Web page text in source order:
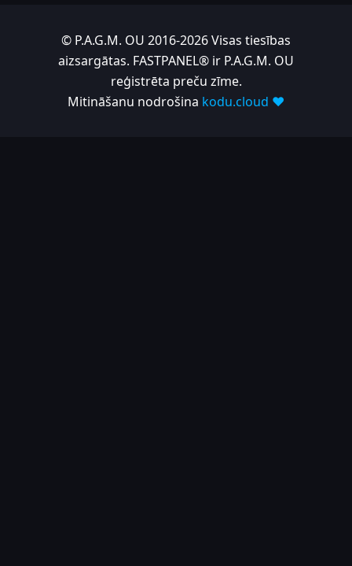
© P.A.G.M. OU 2016-2026 Visas tiesības
aizsargātas. FASTPANEL® ir P.A.G.M. OU
reģistrēta preču zīme.
Mitināšanu nodrošina kodu.cloud ❤️